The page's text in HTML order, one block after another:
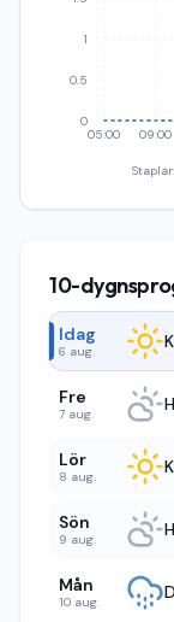
05:00 09:00
0
0.5
1
10-
Idag
6 aug.
Fre
7 aug.
Lör
8 aug.
Sön
9 aug.
Mån
10 aug.